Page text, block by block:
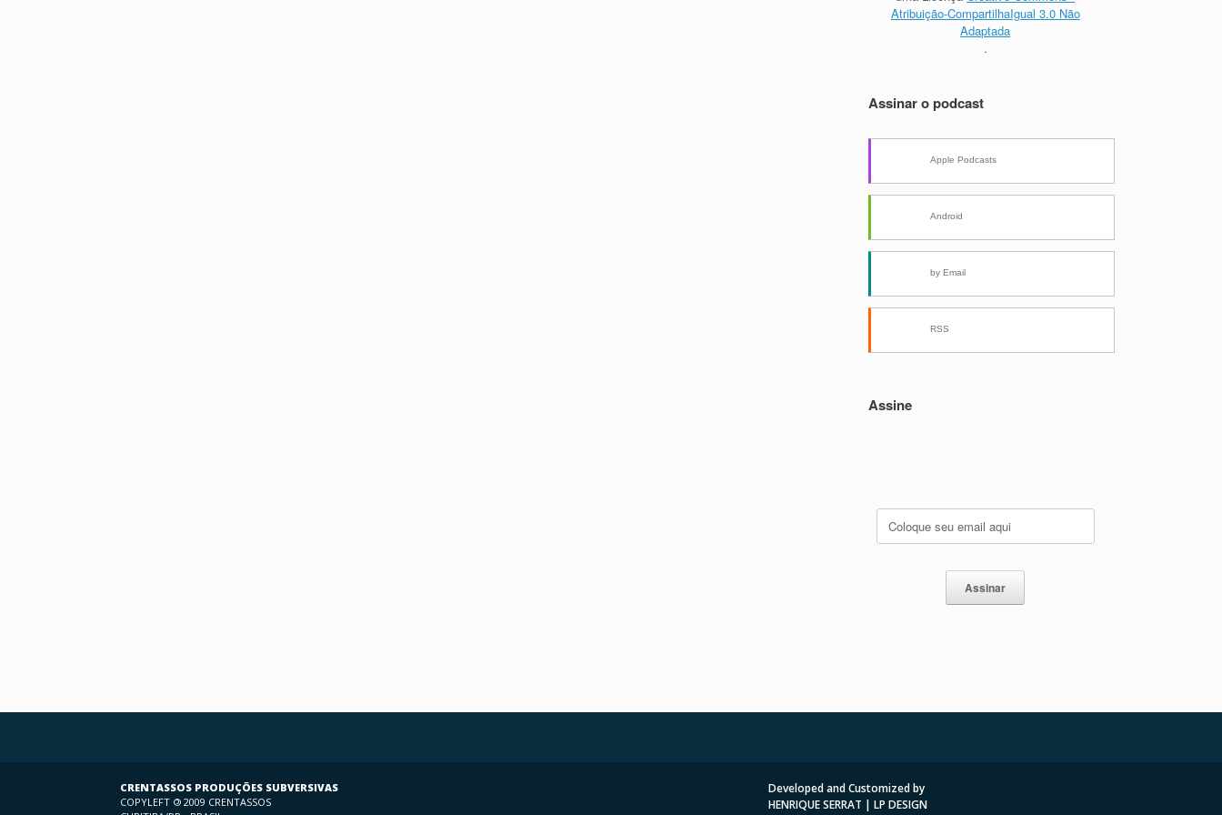
Atribuição-CompartilhaIgual 3.0 Não
Adaptada
.
Assinar o podcast
Apple Podcasts
Android
by Email
RSS
Assine
CRENTASSOS PRODUÇÕES SUBVERSIVAS
COPYLEFT © 2009 CRENTASSOS
Developed and Customized by
HENRIQUE SERRAT | LP DESIGN